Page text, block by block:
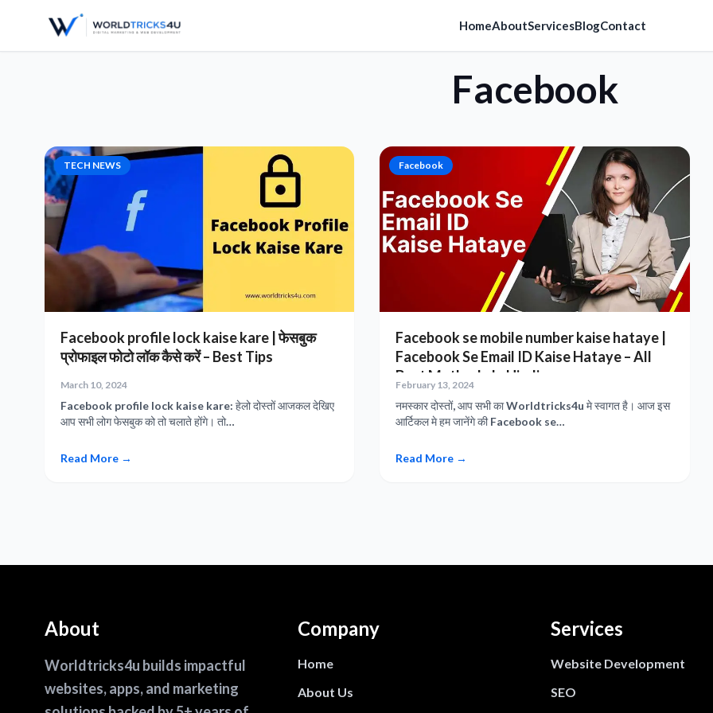
HomeAboutServicesBlogContact
Facebook
TECH NEWS
Facebook profile lock kaise kare | फेसबुक
प्रोफाइल फोटो लॉक कैसे करें – Best Tips
March 10, 2024
Facebook profile lock kaise kare: हेलो दोस्तों आजकल देखिए
आप सभी लोग फेसबुक को तो चलाते होंगे। तो…
Read More →
Facebook
Facebook se mobile number kaise hataye |
Facebook Se Email ID Kaise Hataye – All
Best Methods In Hindi
February 13, 2024
नमस्कार दोस्तों, आप सभी का Worldtricks4u मे स्वागत है। आज इस
आर्टिकल मे हम जानेंगे की Facebook se…
Read More →
About
Worldtricks4u builds impactful
websites, apps, and marketing
Company
Home
About Us
Services
Website Development
SEO